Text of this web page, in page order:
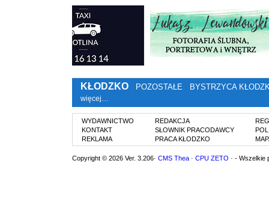
KŁODZKO POZOSTAŁE BYSTRZYCA
więcej…
WYDAWNICTWO
KONTAKT
REKLAMA
REDAKCJA
SŁOWNIK PRACODAWCY
PRACA KŁODZKO
Copyright © 2026 Ver. 3.206· CMS Thea · CPU ZETO · - Wszelkie